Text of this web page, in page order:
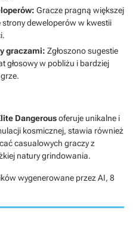
Gracze pragną większej
deweloperów w kwestii
graczami: Zgłoszono sugestie
głosowy w pobliżu i bardziej
Dangerousoferuje unikalne i
kosmicznej, stawia również
casualowych graczy z
natury grindowania.
wygenerowane przez AI, 8